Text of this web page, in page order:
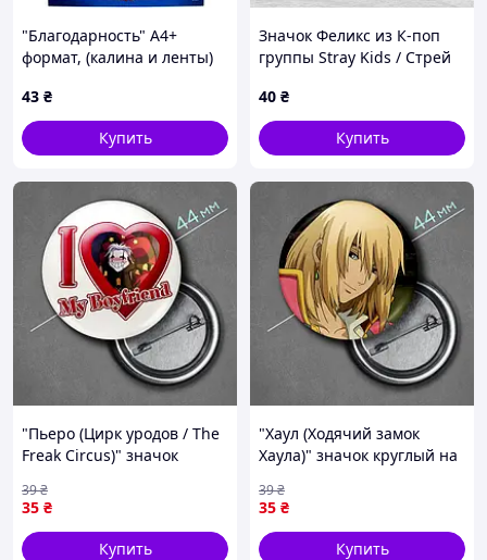
"Благодарность" А4+
формат, (калина и ленты)
43 ₴
Купить
Значок Феликс из К-поп
группы Stray Kids / Стрей
40 ₴
Купить
"Пьеро (Цирк уродов / The
Freak Circus)" значок
мм
35 ₴
39₴
Купить
"Хаул (Ходячий замок
Хаула)" значок круглый на
35 ₴
39₴
Купить